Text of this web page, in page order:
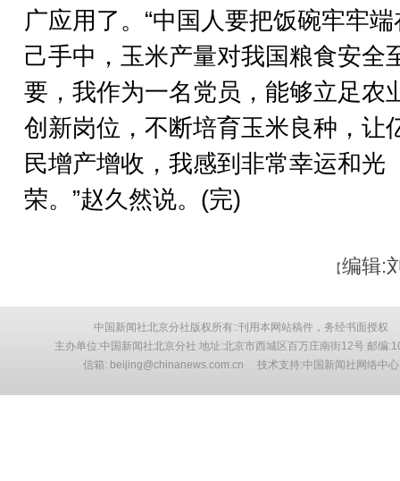
广应用了。“中国人要把饭碗牢牢
己手中，玉米产量对我国粮食安全
要，我作为一名党员，能够立足农
创新岗位，不断培育玉米良种，让
民增产增收，我感到非常幸运和光
荣。”赵久然说。(完)
【编辑:
中国新闻社北京分社版权所有::刊用本网站稿件，务经书面授权
主办单位:中国新闻社北京分社 地址:北京市西城区百万庄南街12号 邮编
信箱: beijing@chinanews.com.cn 技术支持:中国新闻社网络中心